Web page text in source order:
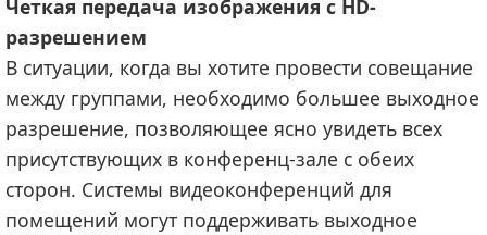
Четкая передача изображения с HD-
разрешением
В ситуации, когда вы хотите провести совещание
между группами, необходимо большее выходное
разрешение, позволяющее ясно увидеть всех
присутствующих в конференц-зале с обеих
сторон. Системы видеоконференций для
помещений могут поддерживать выходное